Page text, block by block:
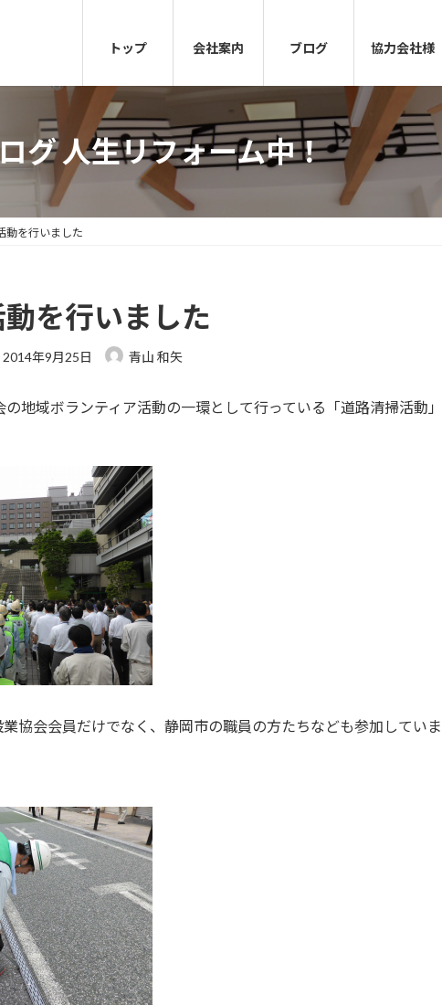
トップ 会社案内 ブログ 協力会社様
グ 人生リフォーム中！
動を行いました
を行いました
最
新
2014年9月25日 青山 和矢
地域ボランティア活動の一環として行っている「道路清掃活動
協会会員だけでなく、静岡市の職員の方たちなども参加していま